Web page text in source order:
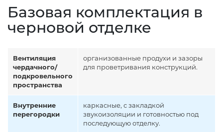
Базовая комплектация в
черновой отделке
Вентиляция
чердачного/
подкровельного
пространства
организованные продухи и зазоры
для проветривания конструкций.
Внутренние
перегородки
каркасные, с закладкой
звукоизоляции и готовностью под
последующую отделку.